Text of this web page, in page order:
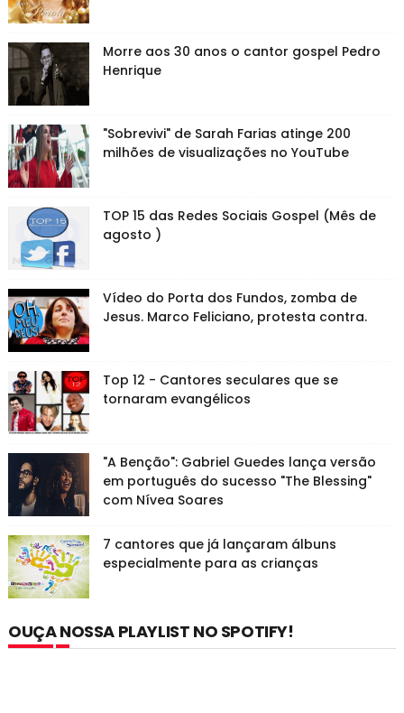
Morre aos 30 anos o cantor gospel Pedro
Henrique
"Sobrevivi" de Sarah Farias atinge 200
milhões de visualizações no YouTube
TOP 15 das Redes Sociais Gospel (Mês de
agosto )
Vídeo do Porta dos Fundos, zomba de
Jesus. Marco Feliciano, protesta contra.
Top 12 - Cantores seculares que se
tornaram evangélicos
"A Benção": Gabriel Guedes lança versão
em português do sucesso "The Blessing"
com Nívea Soares
7 cantores que já lançaram álbuns
especialmente para as crianças
OUÇA NOSSA PLAYLIST NO SPOTIFY!